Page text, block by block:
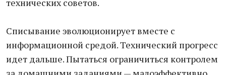
технических советов.
Списывание эволюционирует вместе с
информационной средой. Технический прогресс
идет дальше. Пытаться ограничиться контролем